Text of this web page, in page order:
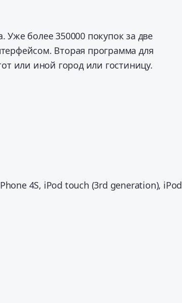
более 350000 покупок за две
Вторая программа для
или иной город или гостиницу.
4S, iPod touch (3rd generation), iPod